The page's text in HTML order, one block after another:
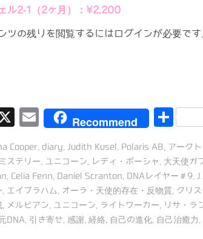
ル2-1（2ヶ月）：¥2,200
ツの残りを閲覧するにはログインが必要です
X
E
ai
l
Recommend
共
Cooper diary Judith Kusel Polaris AB アーク
ミステリー ユニコーン レディ・ポーシャ 大天使ガ
Celia Fenn Daniel Scranton DNAレイヤー＃9
エイブラハム オーラ・天使的存在・反物質 クリ
メルビアン ユニコーン ライトワーカー リサ・ラ
DNA 引き寄せ 感謝 経絡 自己の進化 自己治癒力